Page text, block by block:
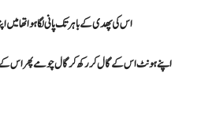
اس کی پھدی کے باہر تک پانی لگا ہوا تھا میں
اپنے ہونٹ اس کے گال کر رکھ کر گال چومے پھر اس کے